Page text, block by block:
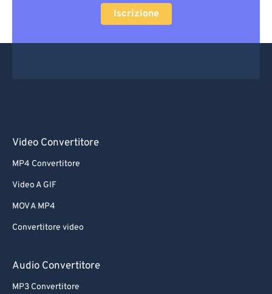
Iscrizione
Video Convertitore
MP4 Convertitore
Video A GIF
MOV A MP4
Convertitore video
Audio Convertitore
MP3 Convertitore